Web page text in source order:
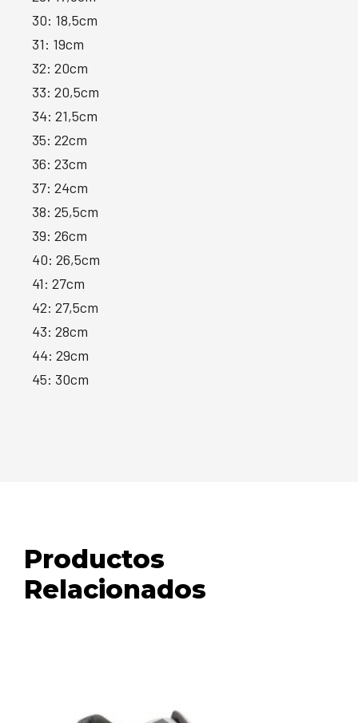
30: 18,5cm
31: 19cm
32: 20cm
33: 20,5cm
34: 21,5cm
35: 22cm
36: 23cm
37: 24cm
38: 25,5cm
39: 26cm
40: 26,5cm
41: 27cm
42: 27,5cm
43: 28cm
44: 29cm
45: 30cm
Productos
Relacionados